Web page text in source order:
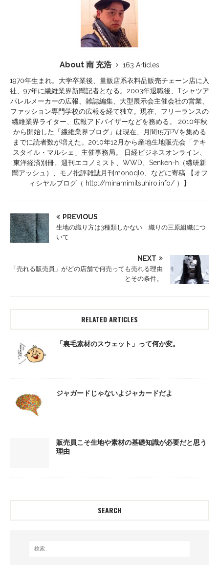
About 南 充浩
163 Articles
1970年生まれ。大学卒業後、量販店系衣料品販売チェーン店に入
社、97年に繊維業界新聞記者となる。2003年退職後、Tシャツア
パレルメーカーの広報、雑誌編集、大型展示会主催会社の営業、
ファッション専門学校の広報を経て独立。現在、フリーランスの
繊維業界ライター、広報アドバイザーなどを務める。 2010年秋
から開始した「繊維業界ブログ」は現在、月間15万PVを集める
までに読者数が増えた。2010年12月から産地生地販売会「テキ
スタイル・マルシェ」主催事務局。 日経ビジネスオンライン、
東洋経済別冊、週刊エコノミスト、WWD、Senken-h（繊研新
聞アッシュ）、モノ批評雑誌月刊monoqlo、などに寄稿 【オフ
ィシヤルブログ（ http://minamimitsuhiro.info/ ）】
PREVIOUS
生地の織り方は3種類しかない 織りの三原組織につ
いて
NEXT
「売れる販売員」がどの店舗で何売っても売れる理由
とその条件。
RELATED ARTICLES
「裏毛素材のスウェット」って何か変。
ジャガードじゃないよジャカードだよ
販売員こそ生地や素材の基礎知識が必要だと思う
理由
SEARCH